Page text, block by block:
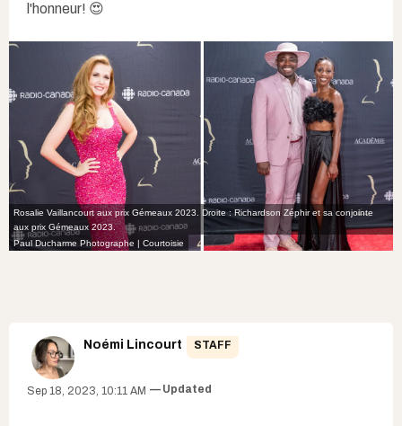
l'honneur! 😍
Rosalie Vaillancourt aux prix Gémeaux 2023. Droite : Richardson Zéphir et sa conjointe
aux prix Gémeaux 2023.
Paul Ducharme Photographe | Courtoisie
Noémi Lincourt STAFF
Sep 18, 2023, 10:11 AM Updated